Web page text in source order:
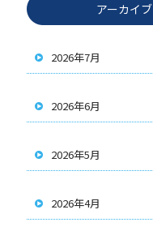
アーカイブ
2026年7月
2026年6月
2026年5月
2026年4月